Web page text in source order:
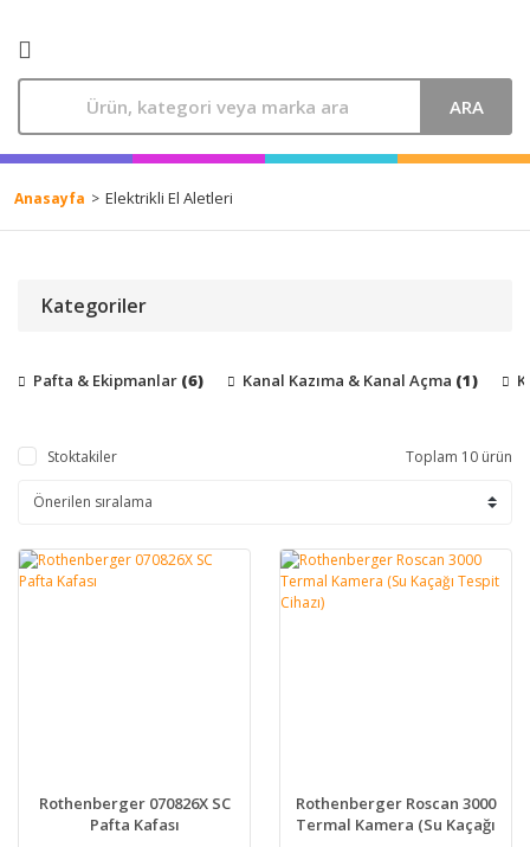
ARA
Anasayfa Elektrikli El Aletleri
Kategoriler
Pafta & Ekipmanlar (6) Kanal Kazıma & Kanal Açma (1)
Stoktakiler Toplam 10 ürün
Rothenberger 070826X SC
Pafta Kafası
Rothenberger Roscan 3000
Termal Kamera (Su Kaçağı